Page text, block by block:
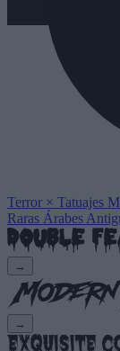
Terror × Tatuajes
Raras Árabes
→
→